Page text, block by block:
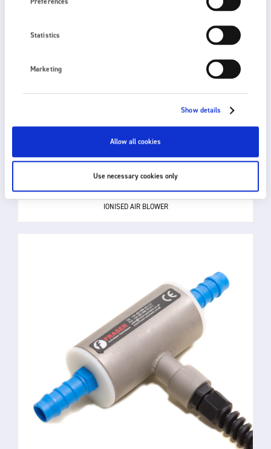
Statistics
Marketing
Show details
Allow all cookies
Use necessary cookies only
2010
IONISED AIR BLOWER